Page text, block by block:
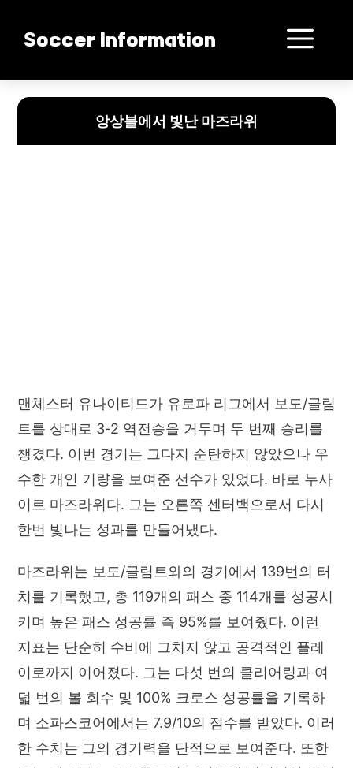
Soccer Information
메
뉴
앙상블에서 빛난 마즈라위
맨체스터 유나이티드가 유로파 리그에서 보도/글림
트를 상대로 3-2 역전승을 거두며 두 번째 승리를
챙겼다. 이번 경기는 그다지 순탄하지 않았으나 우
수한 개인 기량을 보여준 선수가 있었다. 바로 누사
이르 마즈라위다. 그는 오른쪽 센터백으로서 다시
한번 빛나는 성과를 만들어냈다.
마즈라위는 보도/글림트와의 경기에서 139번의 터
치를 기록했고, 총 119개의 패스 중 114개를 성공시
키며 높은 패스 성공률 즉 95%를 보여줬다. 이런
지표는 단순히 수비에 그치지 않고 공격적인 플레
이로까지 이어졌다. 그는 다섯 번의 클리어링과 여
덟 번의 볼 회수 및 100% 크로스 성공률을 기록하
며 소파스코어에서는 7.9/10의 점수를 받았다. 이러
한 수치는 그의 경기력을 단적으로 보여준다. 또한